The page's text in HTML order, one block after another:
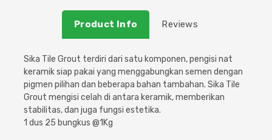
Scaffolding
Konstruksi
Atap & Lantai
Cat dan Kimia
Product Info Reviews
Sika Tile Grout terdiri dari satu komponen, pengisi nat
keramik siap pakai yang menggabungkan semen dengan
pigmen pilihan dan beberapa bahan tambahan. Sika Tile
Grout mengisi celah di antara keramik, memberikan
stabilitas, dan juga fungsi estetika.
1 dus 25 bungkus @1Kg